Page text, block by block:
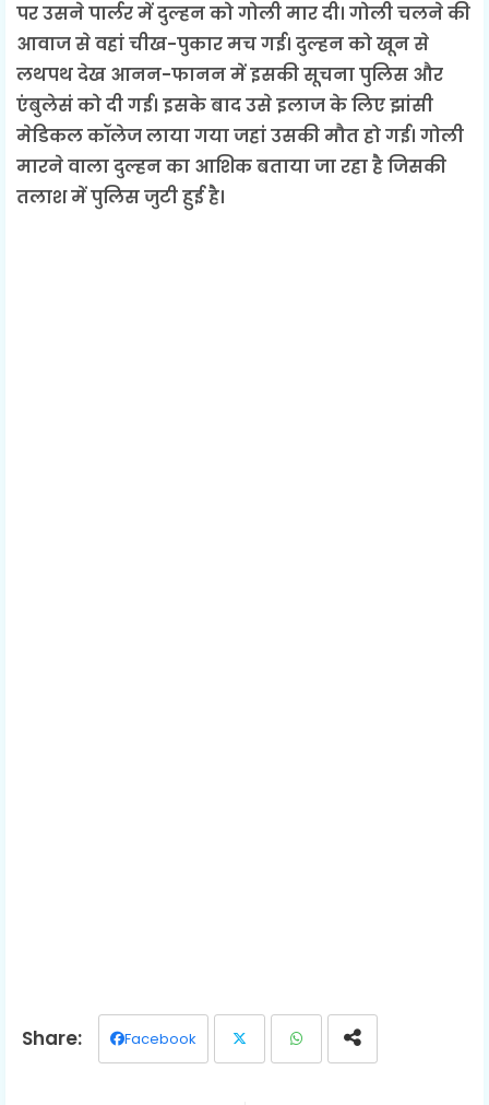
पर उसने पार्लर में दुल्हन को गोली मार दी। गोली चलने की
आवाज से वहां चीख-पुकार मच गई। दुल्हन को खून से
लथपथ देख आनन-फानन में इसकी सूचना पुलिस और
एंबुलेसं को दी गई। इसके बाद उसे इलाज के लिए झांसी
मेडिकल कॉलेज लाया गया जहां उसकी मौत हो गई। गोली
मारने वाला दुल्हन का आशिक बताया जा रहा है जिसकी
तलाश में पुलिस जुटी हुई है।
Facebook